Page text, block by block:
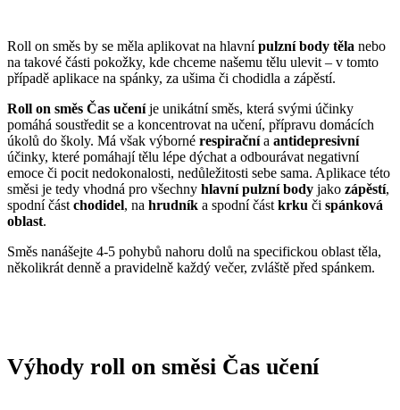
Roll on směs by se měla aplikovat na hlavnípulzní body těla nebo
na takové části pokožky, kde chceme našemu tělu ulevit – v tomto
případě aplikace na spánky, za ušima či chodidla a zápěstí.
Roll on směs Čas učeníje unikátní směs, která svými účinky
pomáhá soustředit se a koncentrovat na učení, přípravu domácích
úkolů do školy. Má však výborné respiračnía antidepresivní
účinky, které pomáhají tělu lépe dýchat a odbourávat negativní
emoce či pocit nedokonalosti, nedůležitosti sebe sama. Aplikace této
směsi je tedy vhodná pro všechny hlavní pulzní body jako zápěstí,
spodní část chodidel, na hrudník a spodní část krku či spánková
oblast.
Směs nanášejte 4-5 pohybů nahoru dolů na specifickou oblast těla,
několikrát denně a pravidelně každý večer, zvláště před spánkem.
Výhody roll on směsi Čas učení